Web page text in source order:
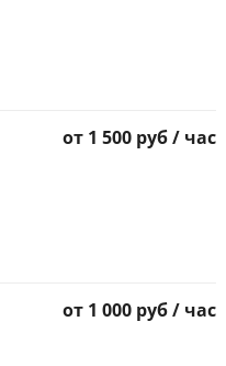
от 1 500 руб / час
от 1 000 руб / час